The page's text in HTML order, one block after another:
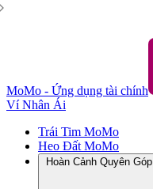
MoMo - Ứng dụng tài chính
Ví Nhân Ái
Trái Tim MoMo
Heo Đất MoMo
Hoàn Cảnh Quyên Góp